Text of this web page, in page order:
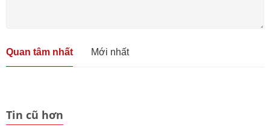
Quan tâm nhất Mới nhất
Tin cũ hơn